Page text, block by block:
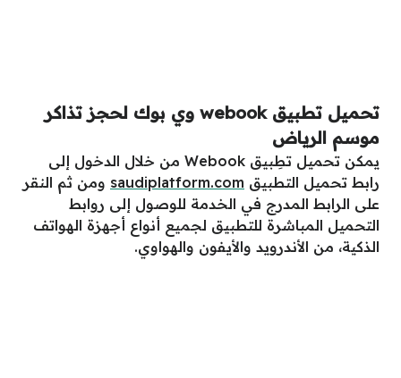
تحميل تطبيق webook وي بوك لحجز تذاكر
موسم الرياض
يمكن تحميل تطِبيق Webook من خلال الدخول إلى
رابط تحميل التطبيق saudiplatform.com ومن ثم النقر
على الرابط المدرج في الخدمة للوصول إلى روابط
التحميل المباشرة للتطبيق لجميع أنواع أجهزة الهواتف
الذكية، من الأندرويد والأيفون والهواوي.